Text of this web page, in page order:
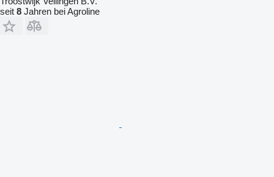
seit 8 Jahren bei Agroline